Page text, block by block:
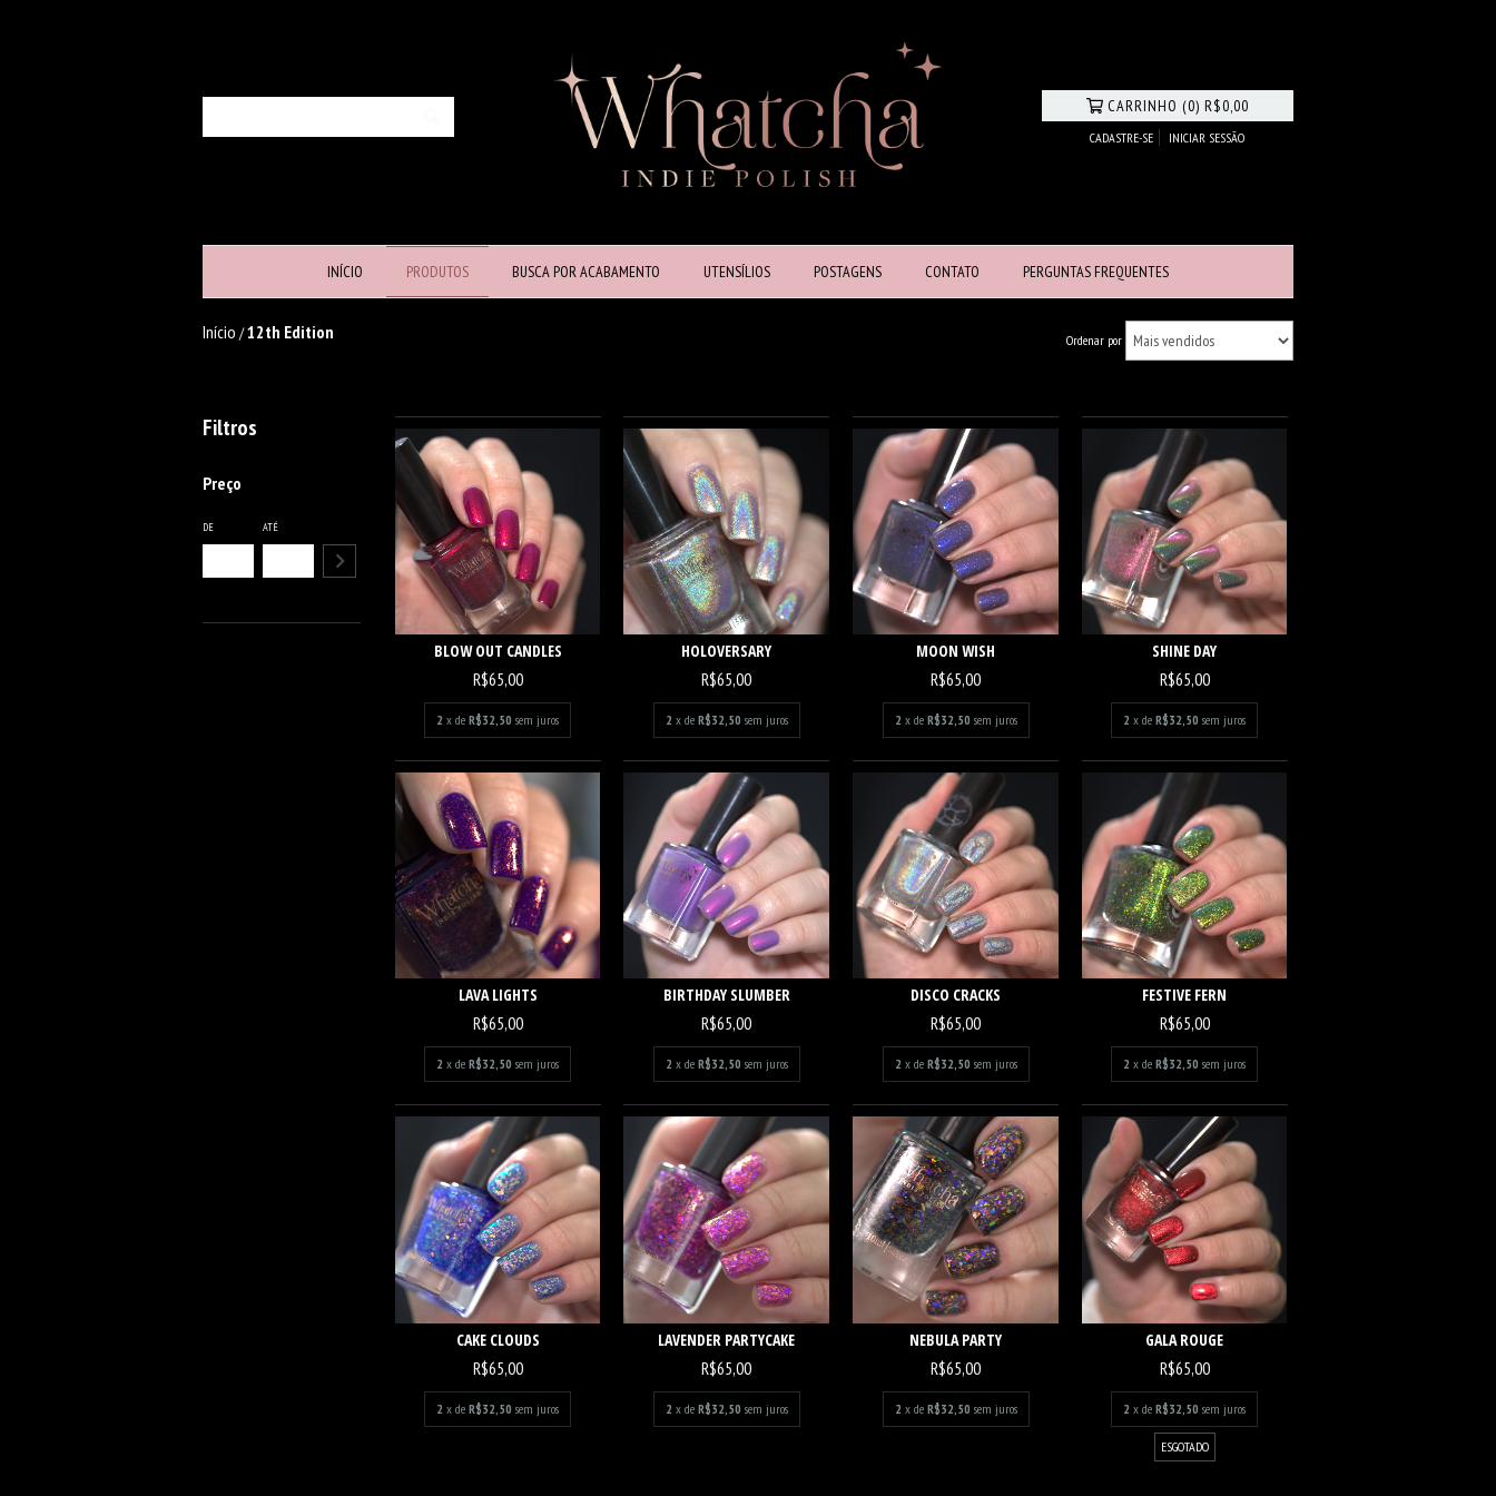
CARRINHO (0)R$0,00
CADASTRE-SE INICIAR SESSÃO
INÍCIO PRODUTOS BUSCA POR ACABAMENTO UTENSÍLIOS POSTAGENS CONTATO PERGUNTAS FREQUENTES
Início /12th Edition Ordenar por
Filtros
Preço
DE ATÉ
BLOW OUT CANDLES
R$65,00
2 x deR$32,50 sem juros
HOLOVERSARY
R$65,00
2 x de R$32,50 sem juros
MOON WISH
R$65,00
2 x de R$32,50 sem juros
SHINE DAY
R$65,00
2 x deR$32,50 sem juros
LAVA LIGHTS
R$65,00
2 x deR$32,50 sem juros
BIRTHDAY SLUMBER
R$65,00
2 x de R$32,50 sem juros
DISCO CRACKS
R$65,00
2 x de R$32,50 sem juros
FESTIVE FERN
R$65,00
2 x deR$32,50 sem juros
CAKE CLOUDS
R$65,00
2 x deR$32,50 sem juros
LAVENDER PARTYCAKE
R$65,00
2 x de R$32,50 sem juros
NEBULA PARTY
R$65,00
2 x de R$32,50 sem juros
GALA ROUGE
R$65,00
2 x deR$32,50 sem juros
ESGOTADO